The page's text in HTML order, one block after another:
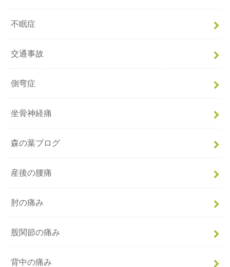
不眠症
交通事故
側弯症
坐骨神経痛
森の葉ブログ
産後の腰痛
肘の痛み
股関節の痛み
背中の痛み